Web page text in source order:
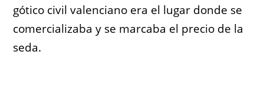
gótico civil valenciano era el lugar donde se
comercializaba y se marcaba el precio de la
seda.